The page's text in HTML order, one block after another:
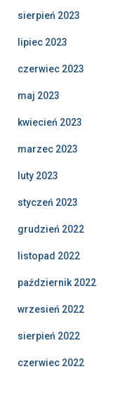
sierpień 2023
lipiec 2023
czerwiec 2023
maj 2023
kwiecień 2023
marzec 2023
luty 2023
styczeń 2023
grudzień 2022
listopad 2022
październik 2022
wrzesień 2022
sierpień 2022
czerwiec 2022